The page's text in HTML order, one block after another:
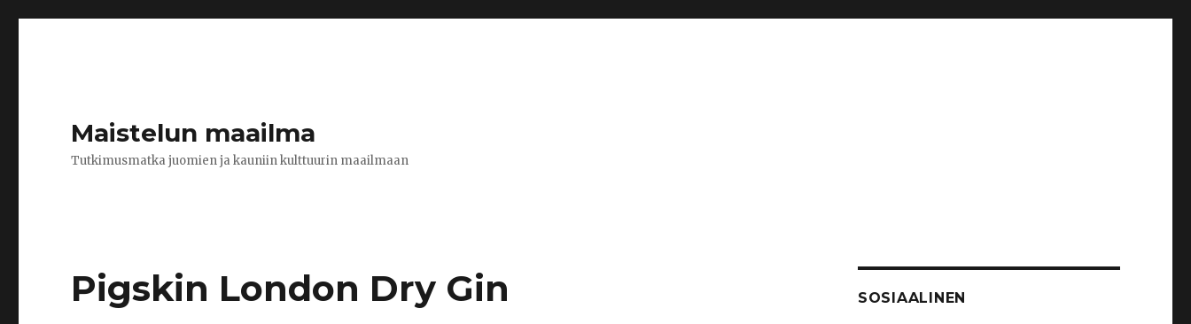
Maistelun maailma
Tutkimusmatka juomien ja kauniin kulttuurin maailmaan
Pigskin London Dry Gin SOSIAALINEN